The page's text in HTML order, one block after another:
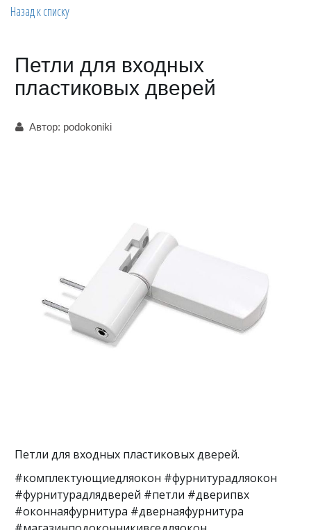
Назад к списку
Петли для входных
пластиковых дверей
Автор: podokoniki
Петли для входных пластиковых дверей.
#комплектующиедляокон #фурнитурадляокон
#фурнитурадлядверей #петли #дверипвх
#оконнаяфурнитура #двернаяфурнитура